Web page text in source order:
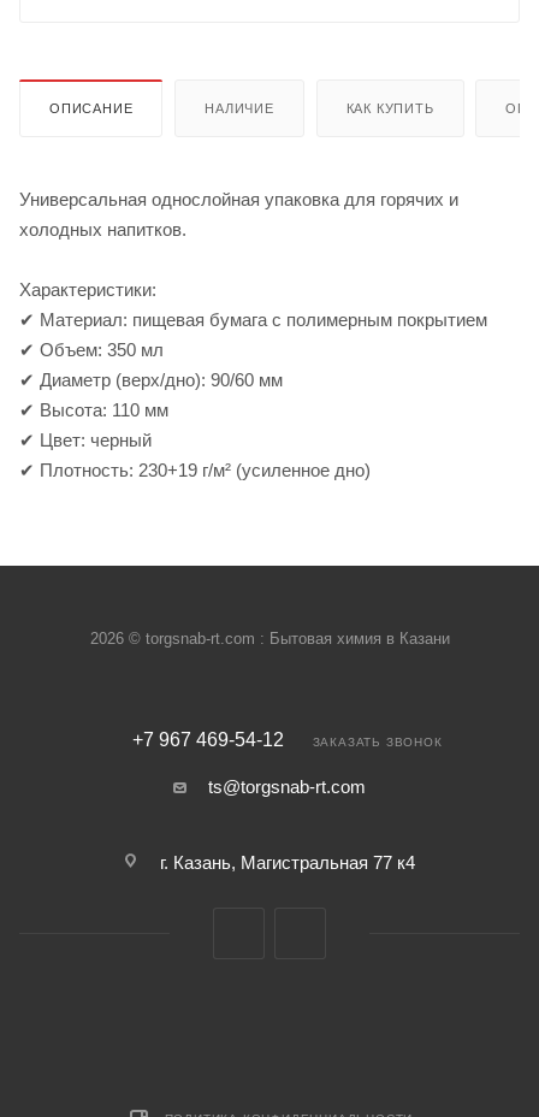
ОПИСАНИЕ НАЛИЧИЕ КАК КУПИТЬ
Универсальная однослойная упаковка для горячих и
холодных напитков.
Характеристики:
✔ Материал: пищевая бумага с полимерным покрытием
✔ Объем: 350 мл
✔ Диаметр (верх/дно): 90/60 мм
✔ Высота: 110 мм
✔ Цвет: черный
✔ Плотность: 230+19 г/м² (усиленное дно)
2026 © torgsnab-rt.com : Бытовая химия в Казани
+7 967 469-54-12 ЗАКАЗАТЬ ЗВОНОК
ts@torgsnab-rt.com
г. Казань, Магистральная 77 к4